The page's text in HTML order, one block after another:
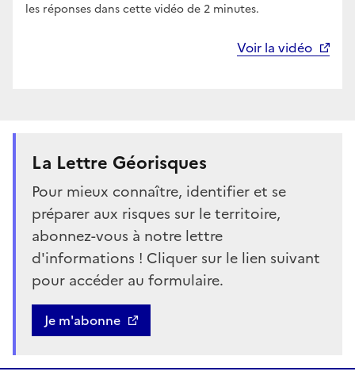
les réponses dans cette vidéo de 2 minutes.
Voir la vidéo
La Lettre Géorisques
Pour mieux connaître, identifier et se
préparer aux risques sur le territoire,
abonnez-vous à notre lettre
d'informations ! Cliquer sur le lien suivant
pour accéder au formulaire.
Bouton
Je m'abonne